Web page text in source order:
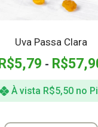
Uva Passa Clara
R$5,79 - R$
À vista R$5,50 no